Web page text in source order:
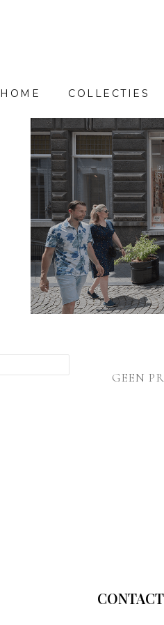
HOME COLLECTIES
GEEN
CONTACT